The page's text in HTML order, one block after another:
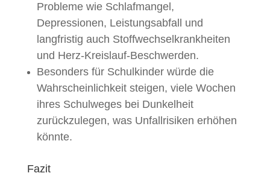
Probleme wie Schlafmangel,
Depressionen, Leistungsabfall und
langfristig auch Stoffwechselkrankheiten
und Herz-Kreislauf-Beschwerden.
Besonders für Schulkinder würde die
Wahrscheinlichkeit steigen, viele Wochen
ihres Schulweges bei Dunkelheit
zurückzulegen, was Unfallrisiken erhöhen
könnte.
Fazit